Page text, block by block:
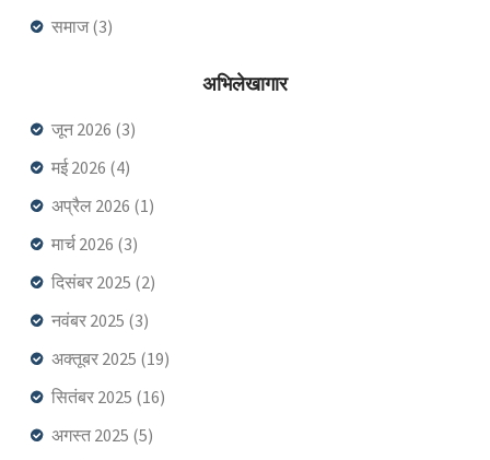
समाज(3)
अभिलेखागार
जून 2026 (3)
मई 2026 (4)
अप्रैल 2026 (1)
मार्च 2026 (3)
दिसंबर 2025 (2)
नवंबर 2025 (3)
अक्तूबर 2025 (19)
सितंबर 2025 (16)
अगस्त 2025 (5)